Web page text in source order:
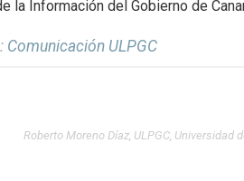
la Información del Gobierno de
Comunicación ULPGC
Roberto Moreno Díaz ULPGC Universidad